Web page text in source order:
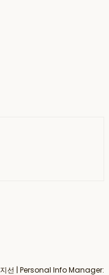
선 | Personal Info Manager: